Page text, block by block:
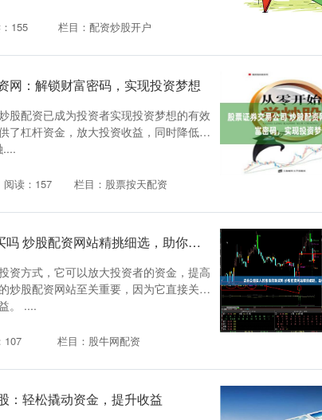
155 栏目：配资炒股开户
网：解锁财富密码，实现投资梦想
股配资已成为投资者实现投资梦想的有效
了杠杆资金，放大投资收益，同时降低风
....
阅读：157 栏目：股票按天配资
证券公司买入的股票能跟买吗 炒股配资网站精挑细选，助你投资更安心
资方式，它可以放大投资者的资金，提高
炒股配资网站至关重要，因为它直接关系
。 ....
107 栏目：股牛网配资
：轻松撬动资金，提升收益